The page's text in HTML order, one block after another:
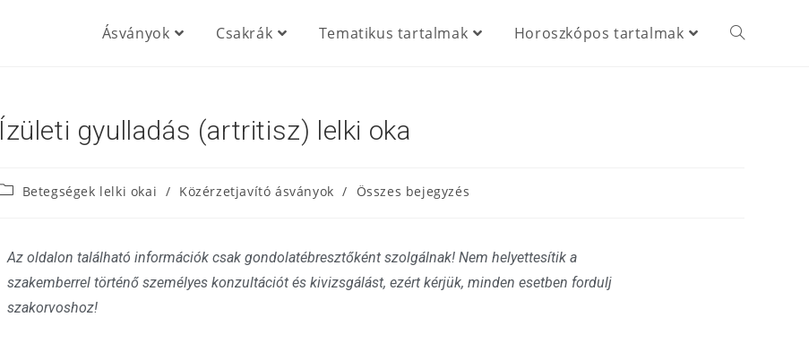
Ásványok Csakrák Tematikus tartalmak Horoszkópos tartalmak
Ízületi gyulladás (artritisz) lelki oka
Betegségek lelki okai / Közérzetjavító ásványok / Összes bejegyzés
Az oldalon található információk csak gondolatébresztőként szolgálnak! Nem helyettesítik a
szakemberrel történő személyes konzultációt és kivizsgálást, ezért kérjük, minden esetben fordulj
szakorvoshoz!